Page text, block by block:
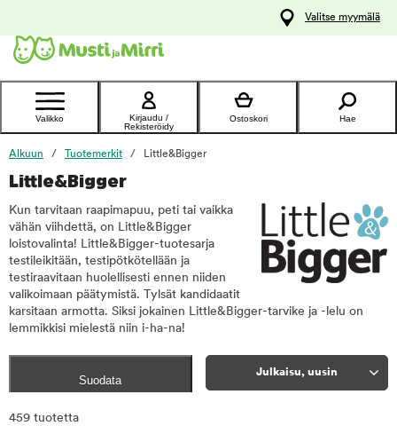
Ota yhteyttä
asiakaspalveluun
Valitse myymälä
Valikko
Kirjaudu /
Rekisteröidy
Ostoskori Hae
Alkuun Tuotemerkit Little&Bigger
Little&Bigger
Kun tarvitaan raapimapuu, peti tai vaikka
vähän viihdettä, on Little&Bigger
loistovalinta! Little&Bigger-tuotesarja
testileikitään, testipötkötellään ja
testiraavitaan huolellisesti ennen niiden
valikoimaan päätymistä. Tylsät kandidaatit
karsitaan armotta. Siksi jokainen Little&Bigger-tarvike ja -lelu on
lemmikkisi mielestä niin i-ha-na!
Suodata
Julkaisu, uusin
459 tuotetta